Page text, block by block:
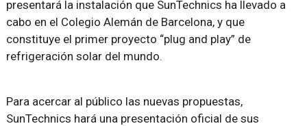
presentará la instalación que SunTechnics ha llevado a
cabo en el Colegio Alemán de Barcelona, y que
constituye el primer proyecto “plug and play” de
refrigeración solar del mundo.
Para acercar al público las nuevas propuestas,
SunTechnics hará una presentación oficial de sus